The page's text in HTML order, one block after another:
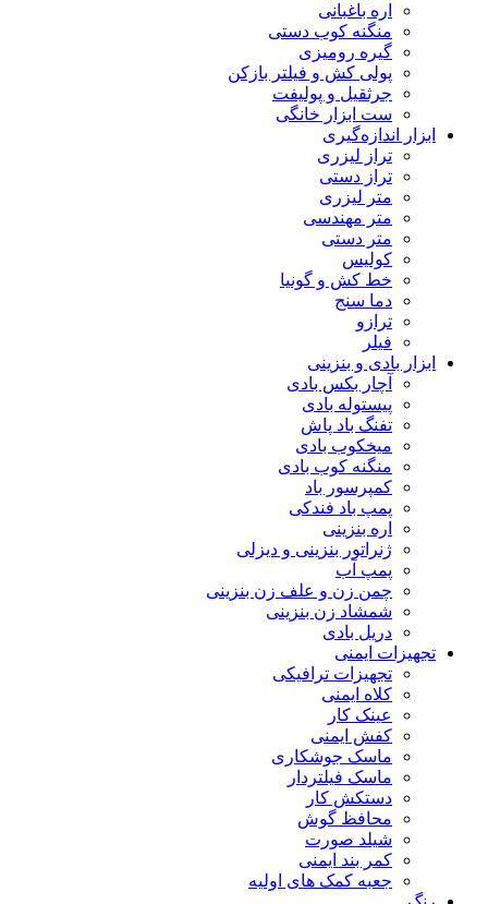
اره باغبانی
منگنه کوب دستی
گیره رومیزی
پولی کش و فیلتر بازکن
جرثقیل و پولیفت
ست ابزار خانگی
ابزار اندازه‌گیری
تراز لیزری
تراز دستی
متر لیزری
متر مهندسی
متر دستی
کولیس
خط کش و گونیا
دما سنج
ترازو
فیلر
ابزار بادی و بنزینی
آچار بکس بادی
پیستوله بادی
تفنگ باد پاش
میخکوب بادی
منگنه کوب بادی
کمپرسور باد
پمپ باد فندکی
اره بنزینی
ژنراتور بنزینی و دیزلی
پمپ آب
چمن زن و علف زن بنزینی
شمشاد زن بنزینی
دریل بادی
تجهیزات ایمنی
تجهیزات ترافیکی
کلاه ایمنی
عینک کار
کفش ایمنی
ماسک جوشکاری
ماسک فیلتردار
دستکش کار
محافظ گوش
شیلد صورت
کمر بند ایمنی
جعبه کمک های اولیه